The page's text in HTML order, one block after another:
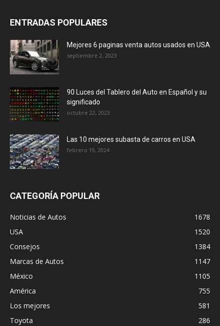
ENTRADAS POPULARES
Mejores 6 paginas venta autos usados en USA
septiembre 2, 2023
90 Luces del Tablero del Auto en Español y su
significado
octubre 22, 2023
Las 10 mejores subasta de carros en USA
febrero 19, 2024
CATEGORÍA POPULAR
Noticias de Autos
1678
USA
1520
Consejos
1384
Marcas de Autos
1147
México
1105
América
755
Los mejores
581
Toyota
286